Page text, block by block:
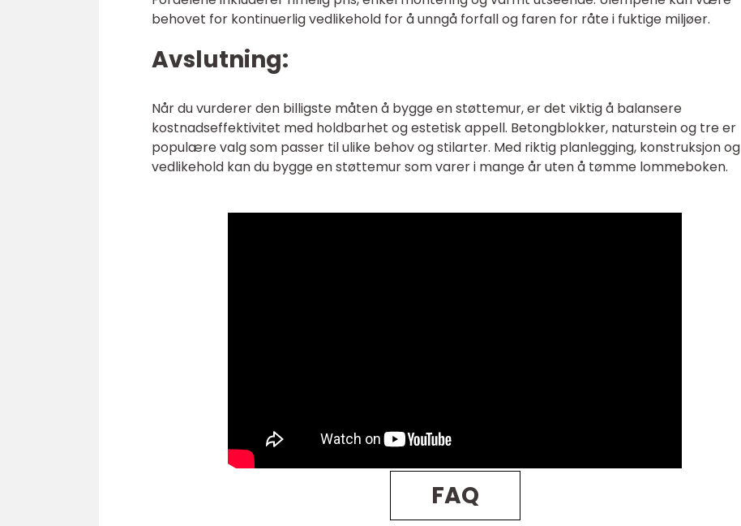
behovet for kontinuerlig vedlikehold for å unngå forfall og faren for råte i fuktige miljøer.
Avslutning:
Når du vurderer den billigste måten å bygge en støttemur, er det viktig å balansere
kostnadseffektivitet med holdbarhet og estetisk appell. Betongblokker, naturstein og tre er
populære valg som passer til ulike behov og stilarter. Med riktig planlegging, konstruksjon og
vedlikehold kan du bygge en støttemur som varer i mange år uten å tømme lommeboken.
FAQ